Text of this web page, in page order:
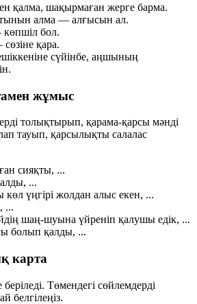
қалма, шақырмаған жерге барма.
алма — алғысын ал.
бол.
қара.
сүйінбе, аңшының
жұмыс
толықтырып, қарама-қарсы мәнді
тауып, қарсылықты салалас
сияқты, ...
...
көл үңгірі жолдан алыс екен, ...
...
шаң-шуына үйреніп қалушы едік, ...
болып қалды, ...
карта
Төмендегі сөйлемдерді
белгілеңіз.